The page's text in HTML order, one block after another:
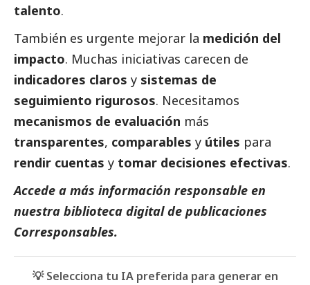
talento.
También es urgente mejorar la medición del
impacto. Muchas iniciativas carecen de
indicadores claros y sistemas de
seguimiento rigurosos. Necesitamos
mecanismos de evaluación más
transparentes, comparables y útiles para
rendir cuentas y tomar decisiones efectivas.
Accede a más información responsable en
nuestra biblioteca digital de publicaciones
Corresponsables.
💡 Selecciona tu IA preferida para generar en